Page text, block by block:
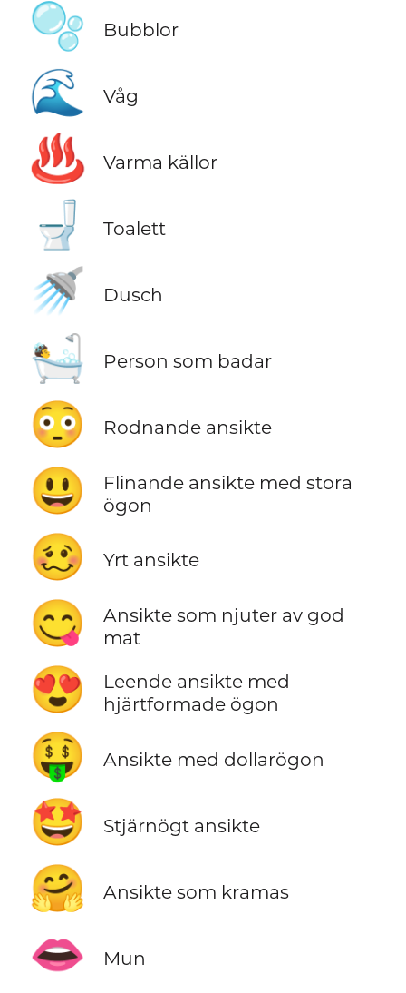
🫧 Bubblor
🌊 Våg
♨️ Varma källor
🚽 Toalett
🚿 Dusch
🛀 Person som badar
😳 Rodnande ansikte
😃
Flinande ansikte med stora
ögon
🥴 Yrt ansikte
😋
Ansikte som njuter av god
mat
😍
Leende ansikte med
hjärtformade ögon
🤑 Ansikte med dollarögon
🤩 Stjärnögt ansikte
🤗 Ansikte som kramas
👄 Mun